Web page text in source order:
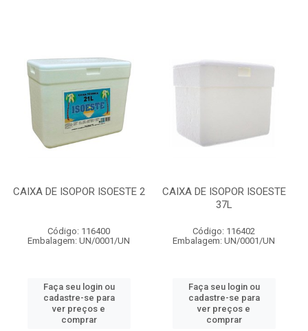
CAIXA DE ISOPOR ISOESTE 2
Código: 116400
Embalagem: UN/0001/UN
Faça seu login ou
cadastre-se para
ver preços e
comprar
CAIXA DE ISOPOR ISOESTE
37L
Código: 116402
Embalagem: UN/0001/UN
Faça seu login ou
cadastre-se para
ver preços e
comprar